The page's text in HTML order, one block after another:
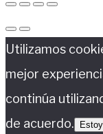
Utilizamos
mejor
continúa
de acuerdo.